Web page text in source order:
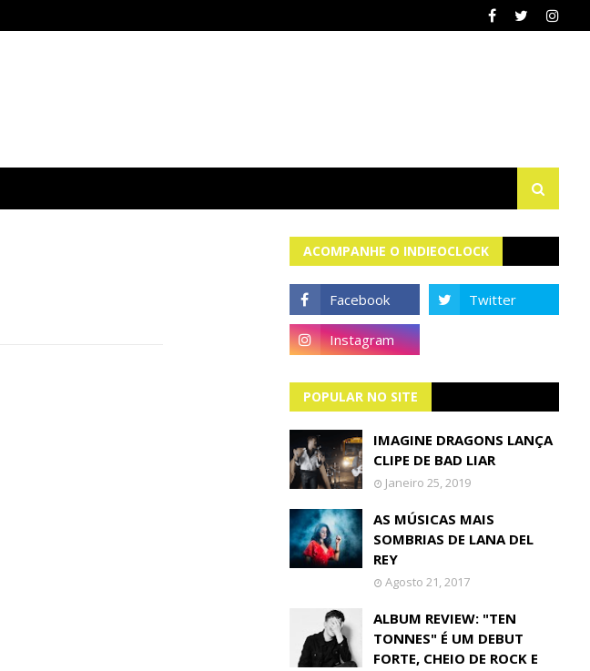
ACOMPANHE O INDIEOCLOCK
POPULAR NO SITE
IMAGINE DRAGONS LANÇA
CLIPE DE BAD LIAR
Janeiro 25, 2019
AS MÚSICAS MAIS
SOMBRIAS DE LANA DEL
REY
Agosto 21, 2017
ALBUM REVIEW: "TEN
TONNES" É UM DEBUT
FORTE, CHEIO DE ROCK E